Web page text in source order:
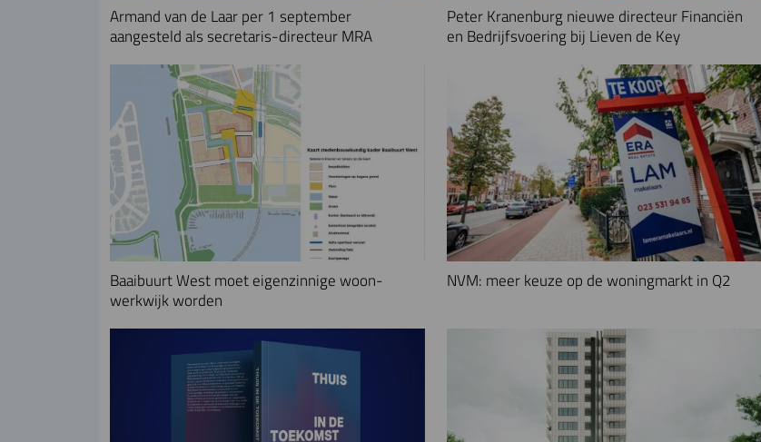
Armand van de Laar per 1 september
aangesteld als secretaris-directeur MRA
Peter Kranenburg nieuwe directeur Financiën
en Bedrijfsvoering bij Lieven de Key
Baaibuurt West moet eigenzinnige woon-
werkwijk worden
NVM: meer keuze op de woningmarkt in Q2